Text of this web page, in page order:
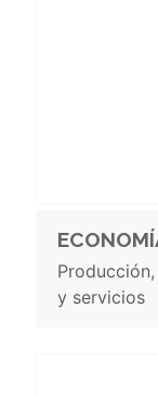
y servicios